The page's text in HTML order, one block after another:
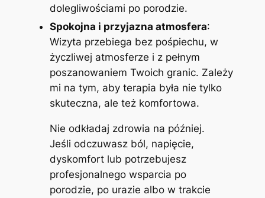
dolegliwościami po porodzie.
Spokojna i przyjazna atmosfera:
Wizyta przebiega bez pośpiechu, w
życzliwej atmosferze i z pełnym
poszanowaniem Twoich granic. Zależy
mi na tym, aby terapia była nie tylko
skuteczna, ale też komfortowa.
Nie odkładaj zdrowia na później.
Jeśli odczuwasz ból, napięcie,
dyskomfort lub potrzebujesz
profesjonalnego wsparcia po
porodzie, po urazie albo w trakcie